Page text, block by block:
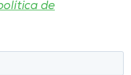
de